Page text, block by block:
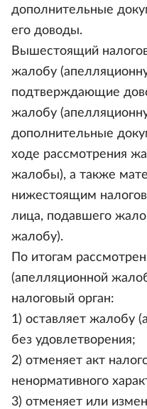
дополнительные
его доводы.
Вышестоящий
жалобу
подтверждающие
жалобу
дополнительные
ходе рассмотрения
жалобы), а также
нижестоящим
лица, подавшего
жалобу).
По итогам
(апелляционной
налоговый орган:
1) оставляет жалобу
без удовлетворения;
2) отменяет акт
ненормативного
3) отменяет или